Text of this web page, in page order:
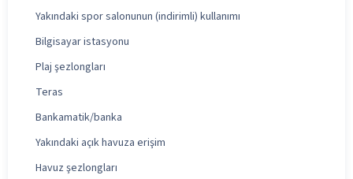
Yakındaki spor salonunun (indirimli) kullanımı
Bilgisayar istasyonu
Plaj şezlongları
Teras
Bankamatik/banka
Yakındaki açık havuza erişim
Havuz şezlongları